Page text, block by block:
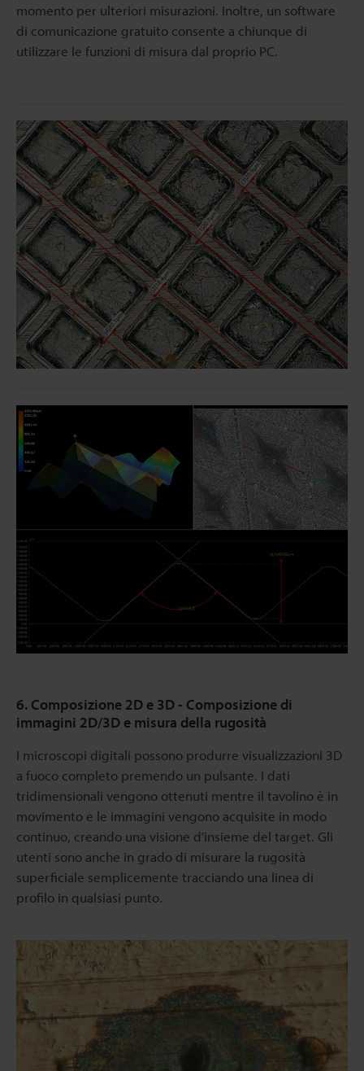
momento per ulteriori misurazioni. Inoltre, un software
di comunicazione gratuito consente a chiunque di
utilizzare le funzioni di misura dal proprio PC.
6. Composizione 2D e 3D - Composizione di
immagini 2D/3D e misura della rugosità
I microscopi digitali possono produrre visualizzazioni 3D
a fuoco completo premendo un pulsante. I dati
tridimensionali vengono ottenuti mentre il tavolino è in
movimento e le immagini vengono acquisite in modo
continuo, creando una visione d'insieme del target. Gli
utenti sono anche in grado di misurare la rugosità
superficiale semplicemente tracciando una linea di
profilo in qualsiasi punto.